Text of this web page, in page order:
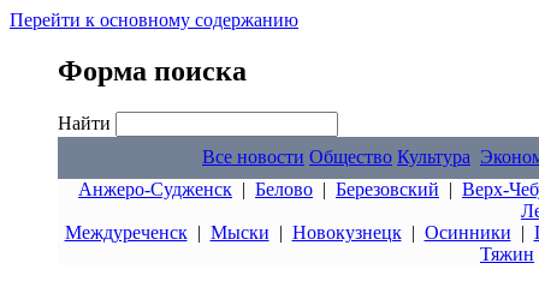
Перейти к основному содержанию
Форма поиска
Найти
Все новости Общество Культура
Анжеро-Судженск | Белово | Березовский | Верх-
Междуреченск| Мыски | Новокузнецк| Осинники |
Тяжин